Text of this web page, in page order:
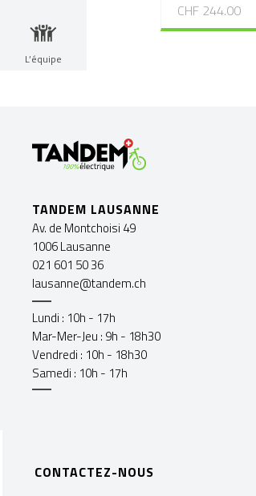
L’équipe
CHF 244.00
TANDEM LAUSANNE
Av. de Montchoisi 49
1006 Lausanne
021 601 50 36
lausanne@tandem.ch
Lundi : 10h - 17h
Mar-Mer-Jeu : 9h - 18h30
Vendredi : 10h - 18h30
Samedi : 10h - 17h
CONTACTEZ-NOUS